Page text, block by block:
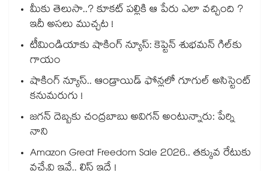
మీకు తెలుసా..? కూకట్ పల్లికి ఆ పేరు ఎలా వచ్చింది ?
ఇదీ అసలు ముచ్చట !
టీమిండియాకు షాకింగ్ న్యూస్: కెప్టెన్ శుభమన్ గిల్‎కు
గాయం
షాకింగ్ న్యూస్.. ఆండ్రాయిడ్ ఫోన్లలో గూగుల్ అసిస్టెంట్
కనుమరుగు !
జగన్ దెబ్బకు చంద్రబాబు అవిగన్ అంటున్నారు: పేర్ని
నాని
Amazon Great Freedom Sale 2026.. తక్కువ రేటుకు